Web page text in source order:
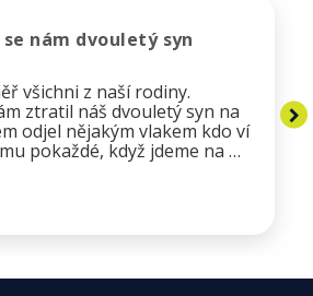
nám dvouletý syn
všichni z naší rodiny.
ztratil náš dvouletý syn na
odjel nějakým vlakem kdo ví
pokaždé, když jdeme na …